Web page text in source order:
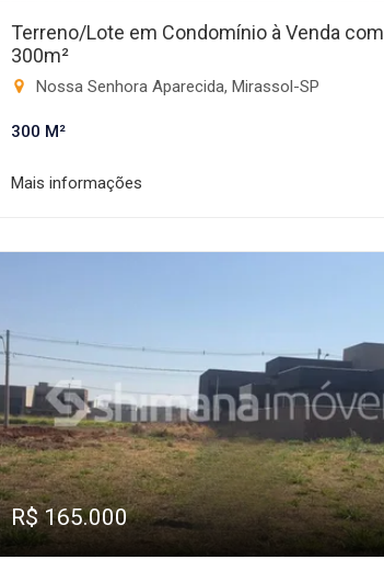
Terreno/Lote em Condomínio à Venda com
300m²
Nossa Senhora Aparecida, Mirassol-SP
300 M²
Mais informações
R$ 165.000